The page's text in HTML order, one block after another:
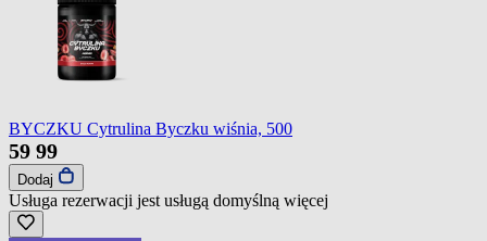
BYCZKU Cytrulina Byczku wiśnia, 500
59 99
Dodaj
Usługa rezerwacji jest usługą domyślną więcej